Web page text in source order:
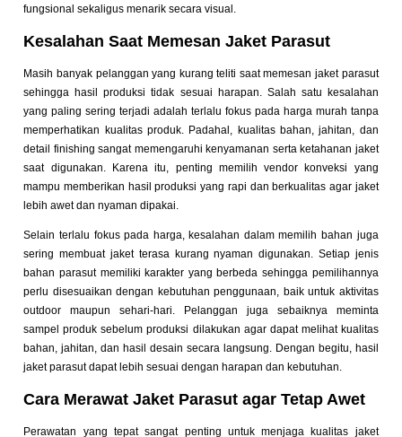
fungsional sekaligus menarik secara visual.
Kesalahan Saat Memesan Jaket Parasut
Masih banyak pelanggan yang kurang teliti saat memesan jaket parasut
sehingga hasil produksi tidak sesuai harapan. Salah satu kesalahan
yang paling sering terjadi adalah terlalu fokus pada harga murah tanpa
memperhatikan kualitas produk. Padahal, kualitas bahan, jahitan, dan
detail finishing sangat memengaruhi kenyamanan serta ketahanan jaket
saat digunakan. Karena itu, penting memilih vendor konveksi yang
mampu memberikan hasil produksi yang rapi dan berkualitas agar jaket
lebih awet dan nyaman dipakai.
Selain terlalu fokus pada harga, kesalahan dalam memilih bahan juga
sering membuat jaket terasa kurang nyaman digunakan. Setiap jenis
bahan parasut memiliki karakter yang berbeda sehingga pemilihannya
perlu disesuaikan dengan kebutuhan penggunaan, baik untuk aktivitas
outdoor maupun sehari-hari. Pelanggan juga sebaiknya meminta
sampel produk sebelum produksi dilakukan agar dapat melihat kualitas
bahan, jahitan, dan hasil desain secara langsung. Dengan begitu, hasil
jaket parasut dapat lebih sesuai dengan harapan dan kebutuhan.
Cara Merawat Jaket Parasut agar Tetap Awet
Perawatan yang tepat sangat penting untuk menjaga kualitas jaket